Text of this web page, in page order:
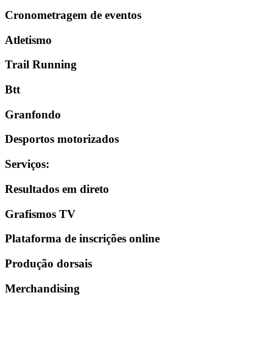
Cronometragem de eventos
Atletismo
Trail Running
Btt
Granfondo
Desportos motorizados
Serviços:
Resultados em direto
Grafismos TV
Plataforma de inscrições online
Produção dorsais
Merchandising